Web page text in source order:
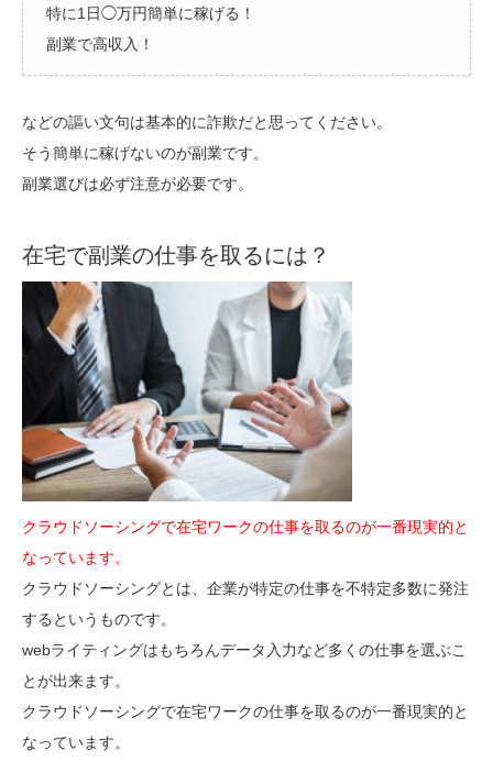
特に1日◯万円簡単に稼げる！
副業で高収入！
などの謳い文句は基本的に詐欺だと思ってください。
そう簡単に稼げないのが副業です。
副業選びは必ず注意が必要です。
在宅で副業の仕事を取るには？
クラウドソーシングで在宅ワークの仕事を取るのが一番現実的と
なっています。
クラウドソーシングとは、企業が特定の仕事を不特定多数に発注
するというものです。
webライティングはもちろんデータ入力など多くの仕事を選ぶこ
とが出来ます。
クラウドソーシングで在宅ワークの仕事を取るのが一番現実的と
なっています。